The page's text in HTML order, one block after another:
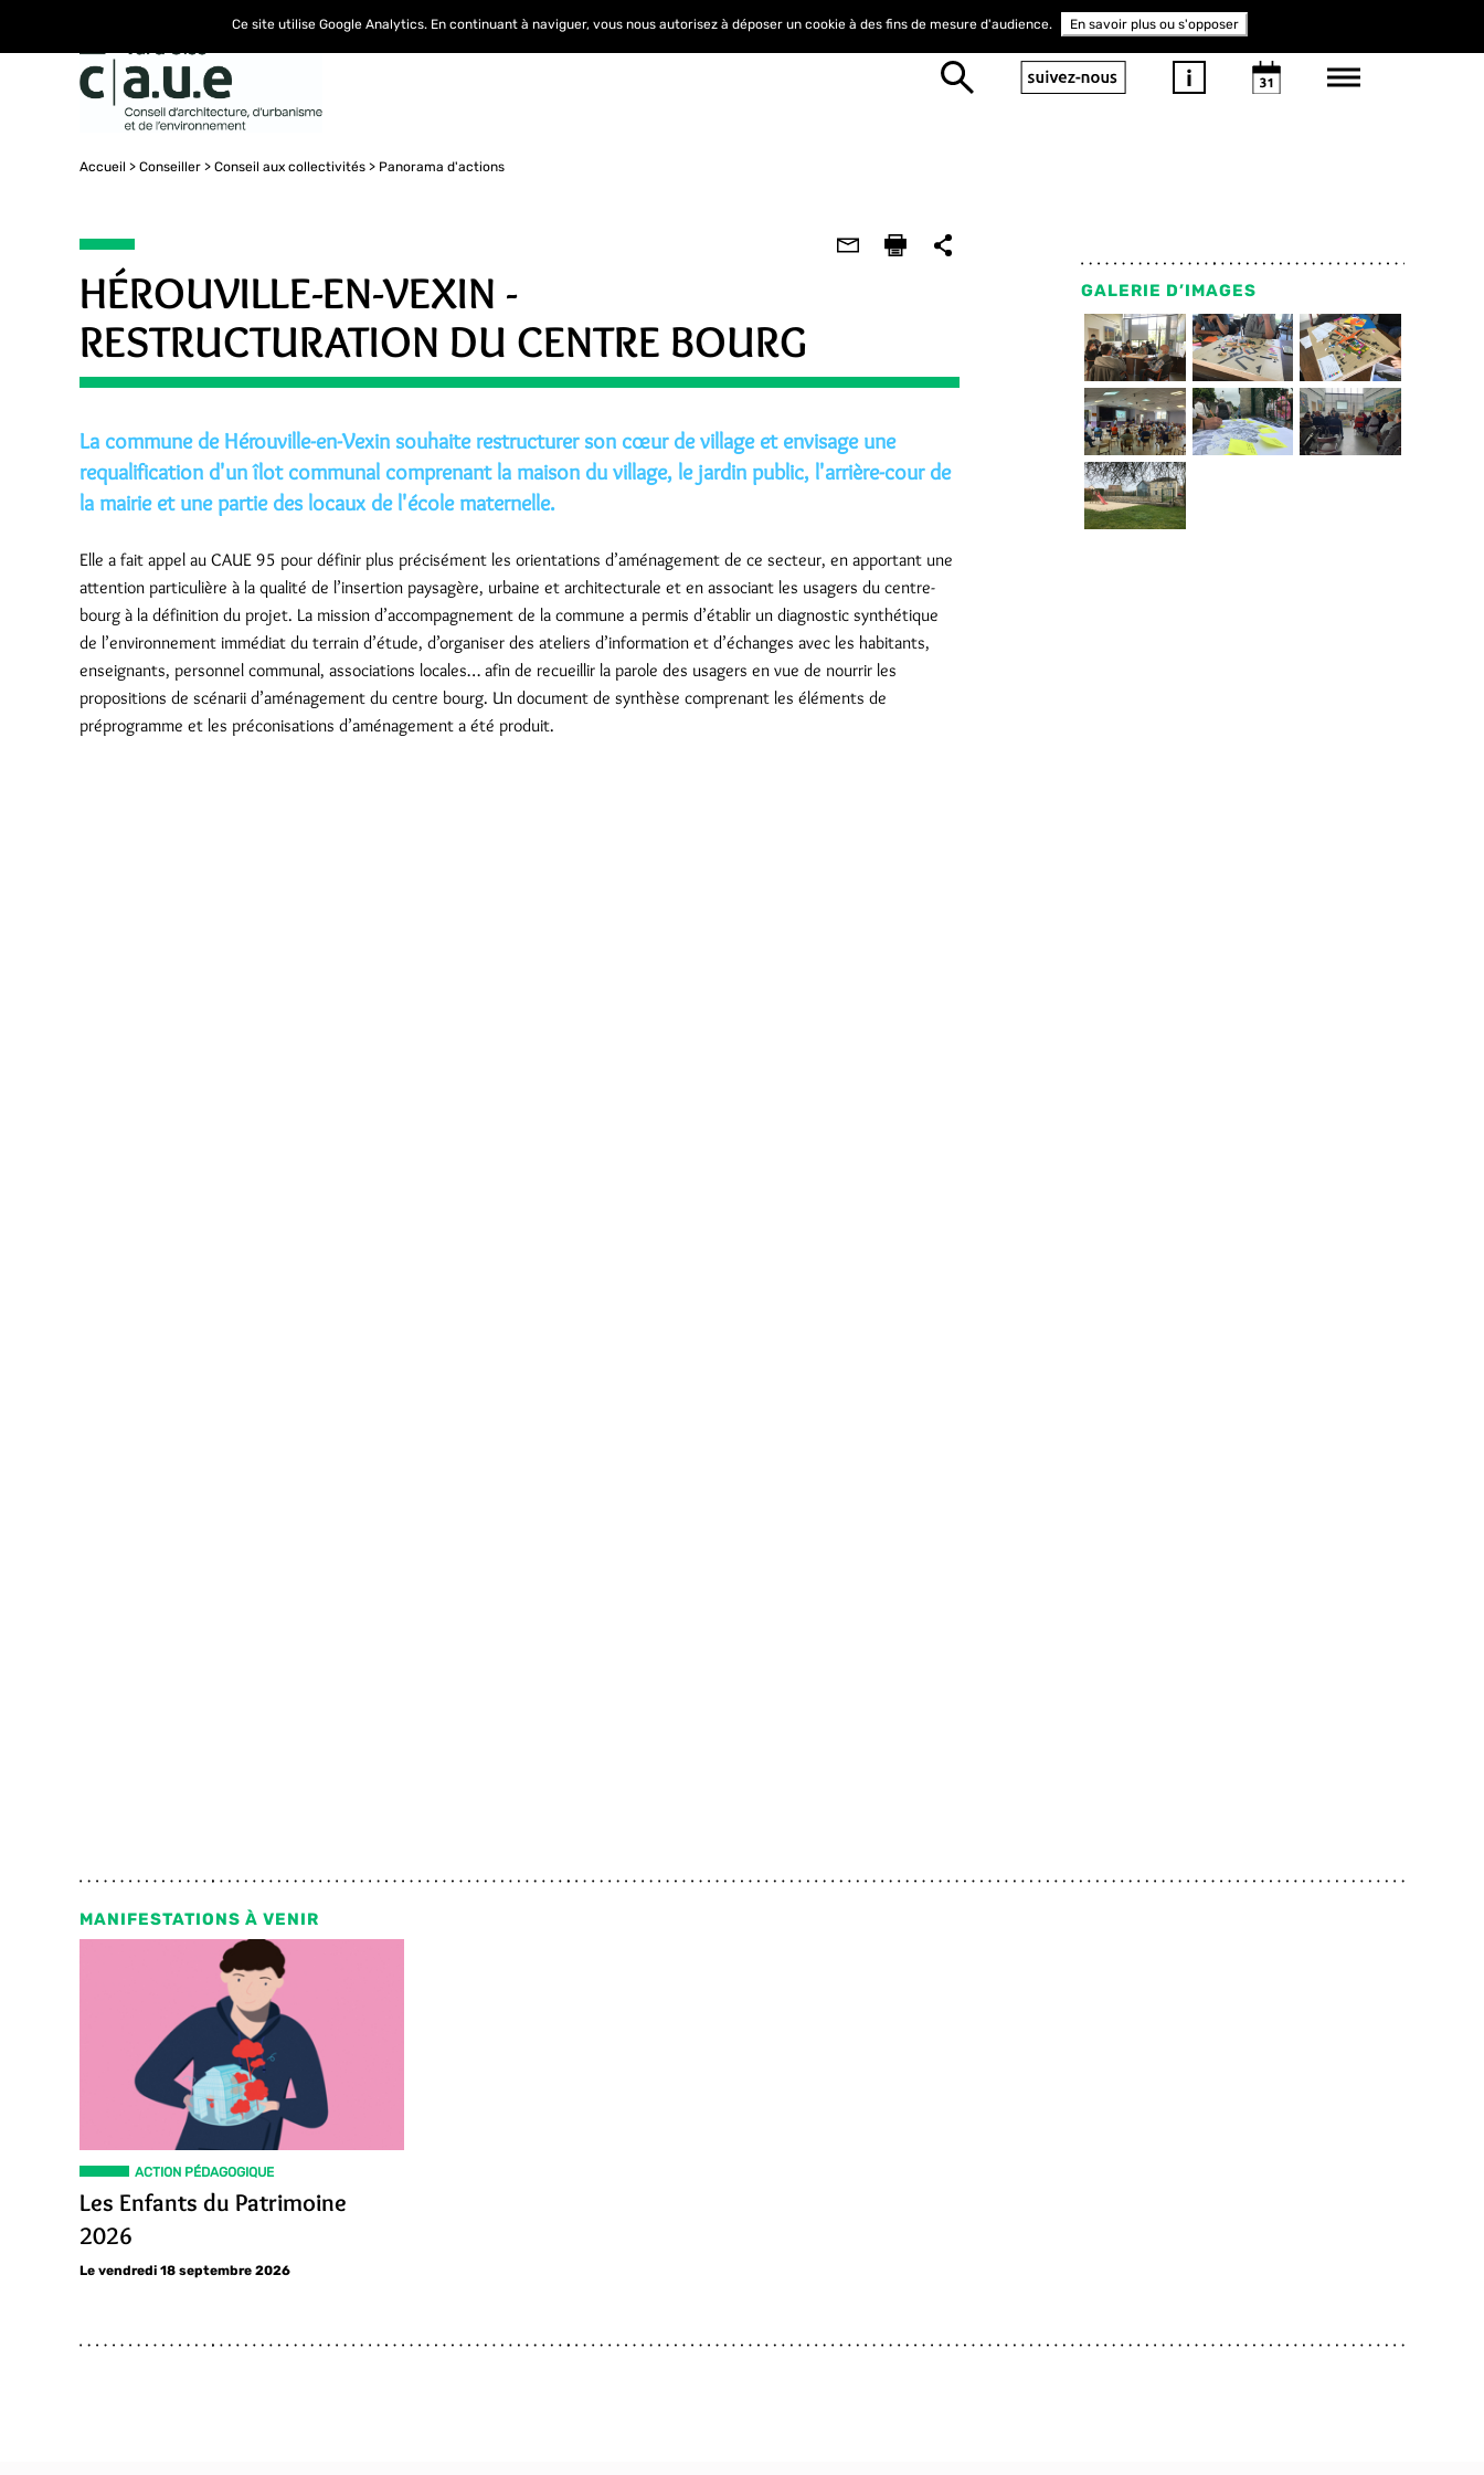
Accueil Conseiller Conseil aux collectivités Panorama d'actions
HÉROUVILLE-EN-VEXIN -
RESTRUCTURATION DU CENTRE BOURG
La commune de Hérouville-en-Vexin souhaite restructurer son cœur de village et envisage une
requalification d'un îlot communal comprenant la maison du village, le jardin public, l'arrière-cour de
la mairie et une partie des locaux de l'école maternelle.
Elle a fait appel au CAUE 95 pour définir plus précisément les orientations d’aménagement de ce secteur, en apportant une
attention particulière à la qualité de l’insertion paysagère, urbaine et architecturale et en associant les usagers du centre-
bourg à la définition du projet. La mission d’accompagnement de la commune a permis d’établir un diagnostic synthétique
de l’environnement immédiat du terrain d’étude, d’organiser des ateliers d’information et d’échanges avec les habitants,
enseignants, personnel communal, associations locales… afin de recueillir la parole des usagers en vue de nourrir les
propositions de scénarii d’aménagement du centre bourg. Un document de synthèse comprenant les éléments de
préprogramme et les préconisations d’aménagement a été produit.
GALERIE D’IMAGES
MANIFESTATIONS À VENIR
ACTION PÉDAGOGIQUE
Les Enfants du Patrimoine
2026
Le vendredi 18 septembre 2026
Ce site utilise Google Analytics. En continuant à naviguer, vous nous autorisez à déposer un cookie à des fins de mesure d'audience. En savoir plus ou s'opposer